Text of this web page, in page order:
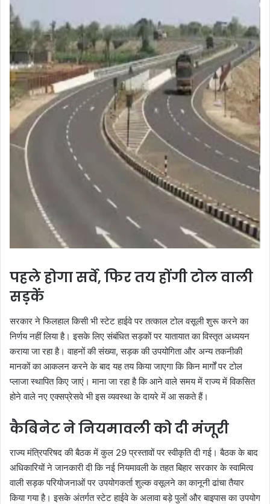
पहले होगा सर्वे, फिर तय होंगी टोल वाली
सड़कें
सरकार ने फिलहाल किसी भी स्टेट हाईवे पर तत्काल टोल वसूली शुरू करने का
निर्णय नहीं लिया है। इसके लिए संबंधित सड़कों पर यातायात का विस्तृत अध्ययन
कराया जा रहा है। वाहनों की संख्या, सड़क की उपयोगिता और अन्य तकनीकी
मानकों का आकलन करने के बाद यह तय किया जाएगा कि किन मार्गों पर टोल
प्लाजा स्थापित किए जाएं। माना जा रहा है कि आने वाले समय में राज्य में विकसित
होने वाले नए एक्सप्रेसवे भी इस व्यवस्था के दायरे में आ सकते हैं।
कैबिनेट ने नियमावली को दी मंजूरी
राज्य मंत्रिपरिषद की बैठक में कुल 29 प्रस्तावों पर स्वीकृति दी गई। बैठक के बाद
अधिकारियों ने जानकारी दी कि नई नियमावली के तहत बिहार सरकार के स्वामित्व
वाली सड़क परियोजनाओं पर उपयोगकर्ता शुल्क वसूलने का कानूनी ढांचा तैयार
किया गया है। इसके अंतर्गत स्टेट हाईवे के अलावा बड़े पुलों और बाइपास का उपयोग